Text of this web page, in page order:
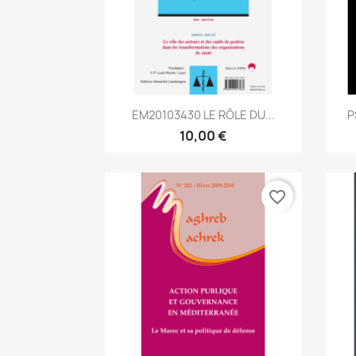
Aperçu rapide
EM20103430 LE RÔLE DU...
10,00 €
favorite_border